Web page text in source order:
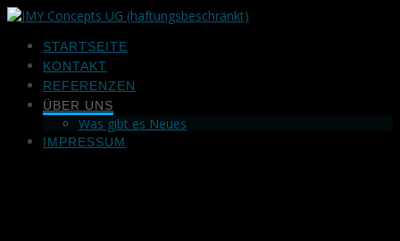
Zum
springenSTARTSEITE
KONTAKT
REFERENZEN
ÜBER UNS
Was gibt es Neues
IMPRESSUM